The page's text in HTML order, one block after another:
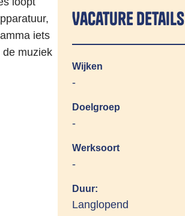
iets
de muziek
Vacature details
Wijken
-
Doelgroep
-
Werksoort
-
Duur:
Langlopend